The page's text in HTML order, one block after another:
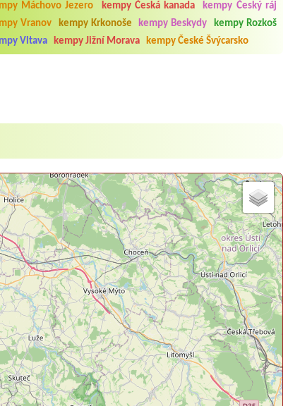
Máchovo Jezero
kempy Česká kanada
kempy Český ráj
Vranov
kempy Krkonoše kempy Beskydy
kempy Rozkoš
Vltava
kempy Jižní Morava kempy České Švýcarsko